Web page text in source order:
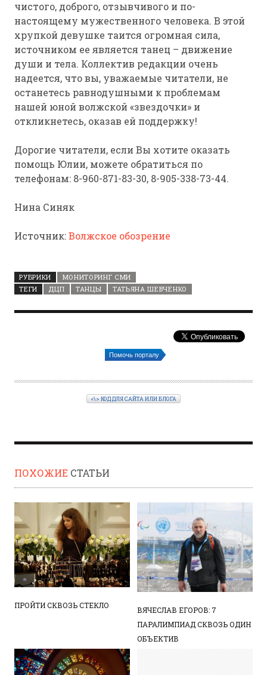
чистого, доброго, отзывчивого и по-
настоящему мужественного человека. В этой
хрупкой девушке таится огромная сила,
источником ее является танец – движение
души и тела. Коллектив редакции очень
надеется, что вы, уважаемые читатели, не
останетесь равнодушными к проблемам
нашей юной волжской «звездочки» и
откликнетесь, оказав ей поддержку!
Дорогие читатели, если Вы хотите оказать
помощь Юлии, можете обратиться по
телефонам: 8-960-871-83-30, 8-905-338-73-44.
Нина Синяк
Источник:Волжское обозрение
РУБРИКИ
МОНИТОРИНГ СМИ
ТЕГИ
ДЦП ТАНЦЫ ТАТЬЯНА ШЕВЧЕНКО
Помочь порталу
<\> КОД ДЛЯ САЙТА ИЛИ БЛОГА
ПОХОЖИЕ СТАТЬИ
ПРОЙТИ СКВОЗЬ СТЕКЛО
ВЯЧЕСЛАВ ЕГОРОВ: 7
ПАРАЛИМПИАД СКВОЗЬ ОДИН
ОБЪЕКТИВ